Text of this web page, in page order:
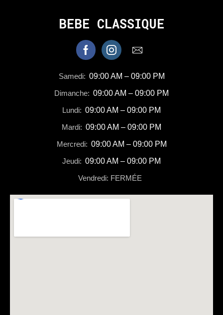
BEBE CLASSIQUE
Samedi: 09:00 AM – 09:00 PM
Dimanche: 09:00 AM – 09:00 PM
Lundi: 09:00 AM – 09:00 PM
Mardi: 09:00 AM – 09:00 PM
Mercredi: 09:00 AM – 09:00 PM
Jeudi: 09:00 AM – 09:00 PM
Vendredi: FERMÉE